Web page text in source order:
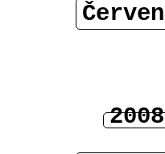
Červen
2008